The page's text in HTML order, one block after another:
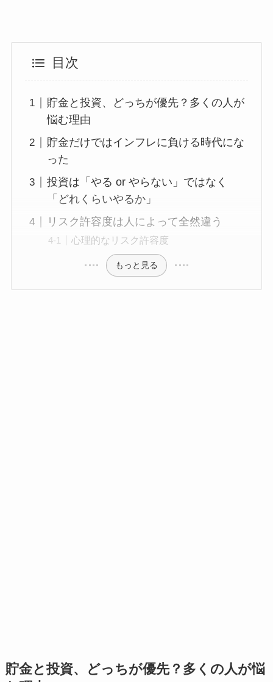
目次
貯金と投資、どっちが優先？多くの人が
悩む理由
貯金だけではインフレに負ける時代にな
った
投資は「やる or やらない」ではなく
「どれくらいやるか」
リスク許容度は人によって全然違う
心理的なリスク許容度
もっと見る
貯金と投資、どっちが優先？多くの人が悩